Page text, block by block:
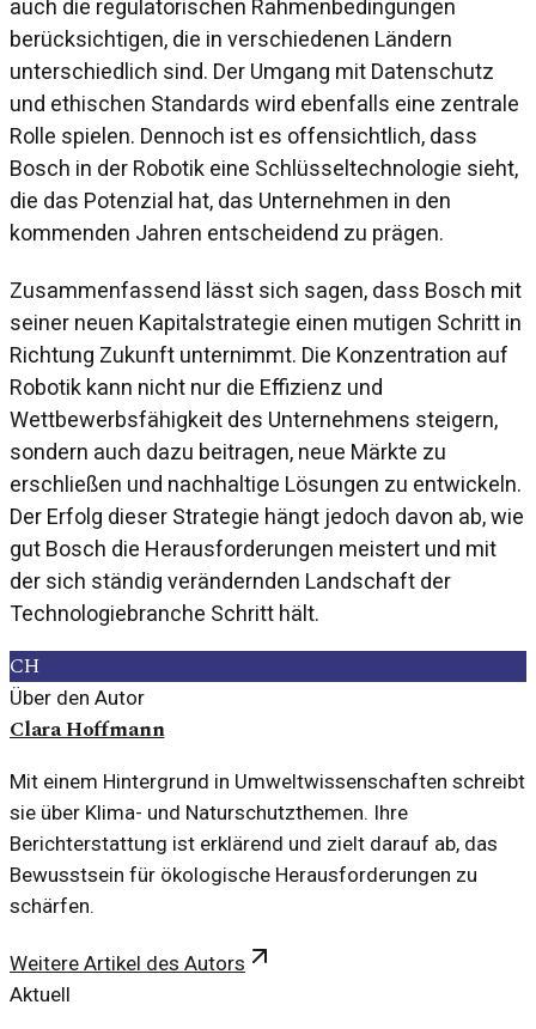
auch die regulatorischen Rahmenbedingungen
berücksichtigen, die in verschiedenen Ländern
unterschiedlich sind. Der Umgang mit Datenschutz
und ethischen Standards wird ebenfalls eine zentrale
Rolle spielen. Dennoch ist es offensichtlich, dass
Bosch in der Robotik eine Schlüsseltechnologie sieht,
die das Potenzial hat, das Unternehmen in den
kommenden Jahren entscheidend zu prägen.
Zusammenfassend lässt sich sagen, dass Bosch mit
seiner neuen Kapitalstrategie einen mutigen Schritt in
Richtung Zukunft unternimmt. Die Konzentration auf
Robotik kann nicht nur die Effizienz und
Wettbewerbsfähigkeit des Unternehmens steigern,
sondern auch dazu beitragen, neue Märkte zu
erschließen und nachhaltige Lösungen zu entwickeln.
Der Erfolg dieser Strategie hängt jedoch davon ab, wie
gut Bosch die Herausforderungen meistert und mit
der sich ständig verändernden Landschaft der
Technologiebranche Schritt hält.
CH
Über den Autor
Clara Hoffmann
Mit einem Hintergrund in Umweltwissenschaften schreibt
sie über Klima- und Naturschutzthemen. Ihre
Berichterstattung ist erklärend und zielt darauf ab, das
Bewusstsein für ökologische Herausforderungen zu
schärfen.
Weitere Artikel des Autors
Aktuell